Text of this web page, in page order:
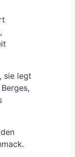
sie legt